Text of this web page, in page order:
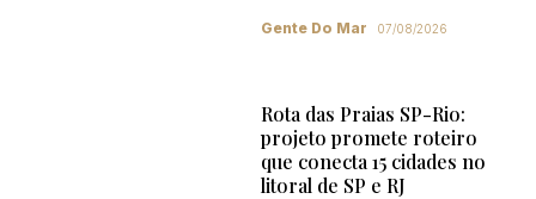
Gente Do Mar 07/08/2026
Rota das Praias SP-Rio:
projeto promete roteiro
que conecta 15 cidades no
litoral de SP e RJ